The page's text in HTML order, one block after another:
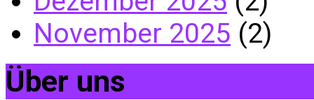
November 2025 (2)
Über uns